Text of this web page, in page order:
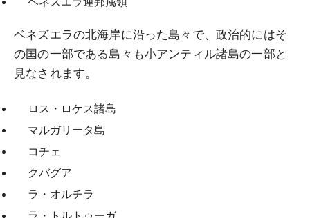
ベネズエラの北海岸に沿った島々で、政治的にはそ
の国の一部である島々も小アンティル諸島の一部と
見なされます。
ロス・ロケス諸島
マルガリータ島
コチェ
クバグア
ラ・オルチラ
ラ・トルトゥーガ